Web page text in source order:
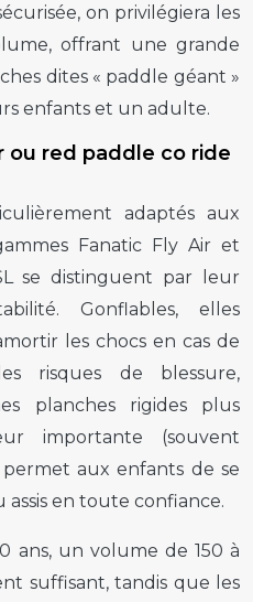
on privilégiera les
offrant une grande
dites « paddle géant »
enfants et un adulte.
ou red paddle co ride
adaptés aux
Fanatic Fly Air et
se distinguent par leur
Gonflables, elles
les chocs en cas de
risques de blessure,
planches rigides plus
importante (souvent
aux enfants de se
en toute confiance.
ans, un volume de 150 à
suffisant, tandis que les